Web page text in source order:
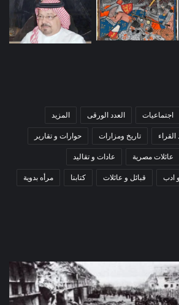
اجتماعيات العدد الورقى المزيد
القراء تاريخ ومزارات حوارات و تقارير
عائلات مصرية عادات و تقاليد
ادب قبائل و عائلات كتابنا مرأه بدوية